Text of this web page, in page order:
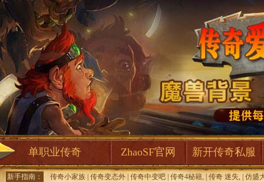
单职业传奇 ZhaoSF官网 新开传奇私服
新手指南： 传奇小家族 传奇变态外 传奇中变吧 传奇4秘籍, 传奇 迷失, 仿盛